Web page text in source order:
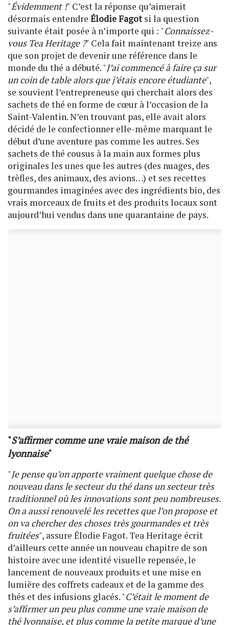
"Évidemment !" C’est la réponse qu’aimerait
désormais entendre Élodie Fagotsi la question
suivante était posée à n’importe qui : "Connaissez-
vous Tea Heritage ?" Cela fait maintenant treize ans
que son projet de devenir une référence dans le
monde du thé a débuté. "J’ai commencé à faire ça sur
un coin de table alors que j’étais encore étudiante",
se souvient l’entrepreneuse qui cherchait alors des
sachets de thé en forme de cœur à l’occasion de la
Saint-Valentin. N’en trouvant pas, elle avait alors
décidé de le confectionner elle-même marquant le
début d’une aventure pas comme les autres. Ses
sachets de thé cousus à la main aux formes plus
originales les unes que les autres (des nuages, des
trèfles, des animaux, des avions…) et ses recettes
gourmandes imaginées avec des ingrédients bio, des
vrais morceaux de fruits et des produits locaux sont
aujourd’hui vendus dans une quarantaine de pays.
"S’affirmer comme une vraie maison de thé
lyonnaise"
"Je pense qu’on apporte vraiment quelque chose de
nouveau dans le secteur du thé dans un secteur très
traditionnel où les innovations sont peu nombreuses.
On a aussi renouvelé les recettes que l’on propose et
on va chercher des choses très gourmandes et très
fruitées", assure Élodie Fagot. Tea Heritage écrit
d’ailleurs cette année un nouveau chapitre de son
histoire avec une identité visuelle repensée, le
lancement de nouveaux produits et une mise en
lumière des coffrets cadeaux et de la gamme des
thés et des infusions glacés. "C’était le moment de
s’affirmer un peu plus comme une vraie maison de
thé lyonnaise, et plus comme la petite marque d’une